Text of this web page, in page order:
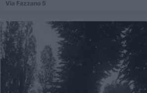
Via Fazzano 5